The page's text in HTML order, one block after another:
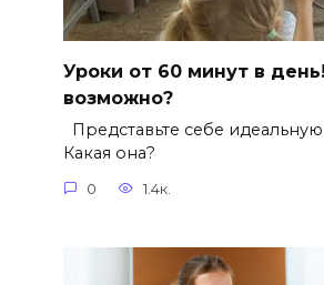
Уроки от 60 минут в
возможно?
Представьте себе
Какая она?
0 1.4к.